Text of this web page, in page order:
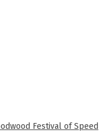
Festival of Speed